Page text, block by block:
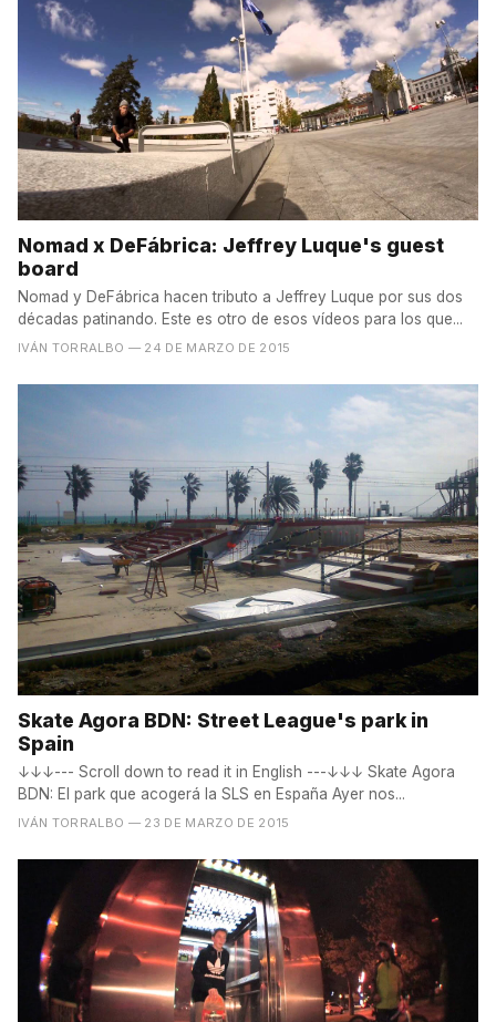
Nomad x DeFábrica: Jeffrey Luque's guest
board
Nomad y DeFábrica hacen tributo a Jeffrey Luque por sus dos
décadas patinando. Este es otro de esos vídeos para los que...
IVÁN TORRALBO — 24 DE MARZO DE 2015
Skate Agora BDN: Street League's park in
Spain
↓↓↓--- Scroll down to read it in English ---↓↓↓ Skate Agora
BDN: El park que acogerá la SLS en España Ayer nos...
IVÁN TORRALBO — 23 DE MARZO DE 2015